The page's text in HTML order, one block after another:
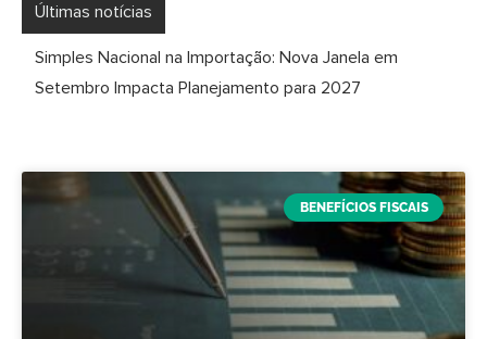
Últimas notícias
Receita Federal notifica devedores contumazes: alerta
para importadores e devedor contumaz
BENEFÍCIOS FISCAIS